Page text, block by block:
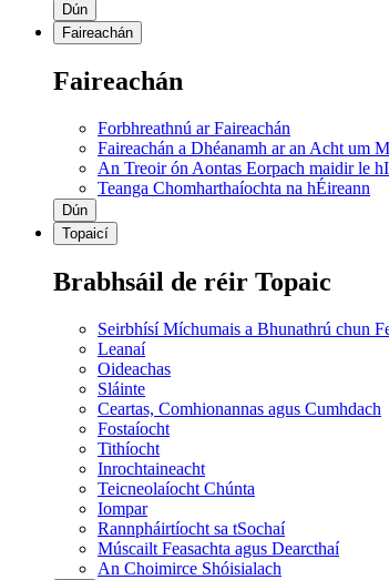
Dún
Faireachán
Faireachán
Forbhreathnú ar Faireachán
Faireachán a Dhéanamh ar an Acht um
An Treoir ón Aontas Eorpach maidir le
Teanga Chomharthaíochta na hÉireann
Dún
Topaicí
Brabhsáil de réir Topaic
Seirbhísí Míchumais a Bhunathrú chun
Leanaí
Oideachas
Sláinte
Ceartas, Comhionannas agus Cumhdach
Fostaíocht
Tithíocht
Inrochtaineacht
Teicneolaíocht Chúnta
Iompar
Rannpháirtíocht sa tSochaí
Múscailt Feasachta agus Dearcthaí
An Choimirce Shóisialach